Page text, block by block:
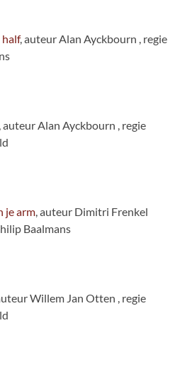
half, auteur Alan Ayckbourn , regie
, auteur Alan Ayckbourn , regie
je arm, auteur Dimitri Frenkel
Baalmans
Willem Jan Otten , regie